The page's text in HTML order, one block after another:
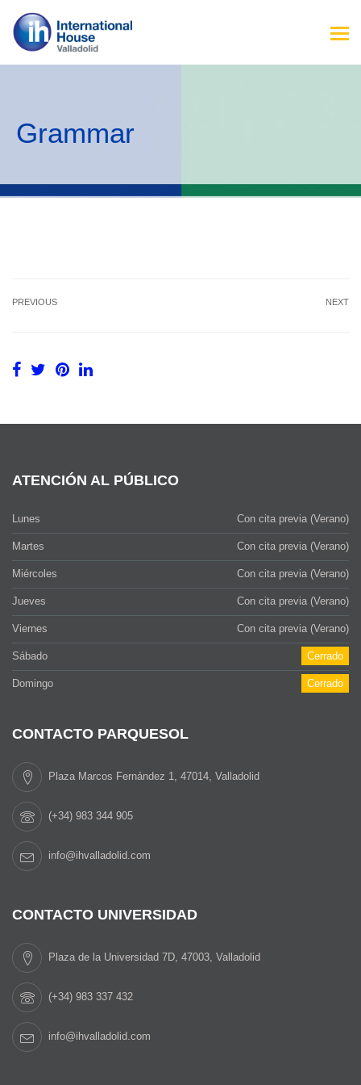
Grammar
PREVIOUS NEXT
ATENCIÓN AL PÚBLICO
Lunes Con cita previa (Verano)
Martes Con cita previa (Verano)
Miércoles Con cita previa (Verano)
Jueves Con cita previa (Verano)
Viernes Con cita previa (Verano)
Sábado Cerrado
Domingo Cerrado
CONTACTO PARQUESOL
Plaza Marcos Fernández 1, 47014, Valladolid
(+34) 983 344 905
info@ihvalladolid.com
CONTACTO UNIVERSIDAD
Plaza de la Universidad 7D, 47003, Valladolid
(+34) 983 337 432
info@ihvalladolid.com